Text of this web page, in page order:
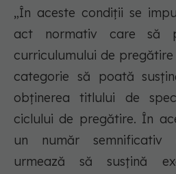
„În aceste condiții se
act normativ care să
curriculumului de
categorie să poată
obținerea titlului de
ciclului de pregătire. În
un număr semnificativ
urmează să susțină